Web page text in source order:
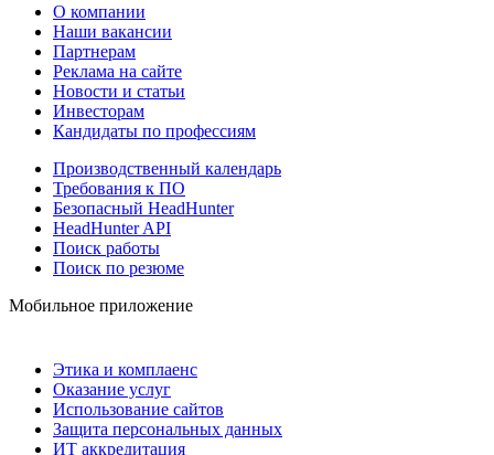
О компании
Наши вакансии
Партнерам
Реклама на сайте
Новости и статьи
Инвесторам
Кандидаты по профессиям
Производственный календарь
Требования к ПО
Безопасный HeadHunter
HeadHunter API
Поиск работы
Поиск по резюме
Мобильное приложение
Этика и комплаенс
Оказание услуг
Использование сайтов
Защита персональных данных
ИТ аккредитация